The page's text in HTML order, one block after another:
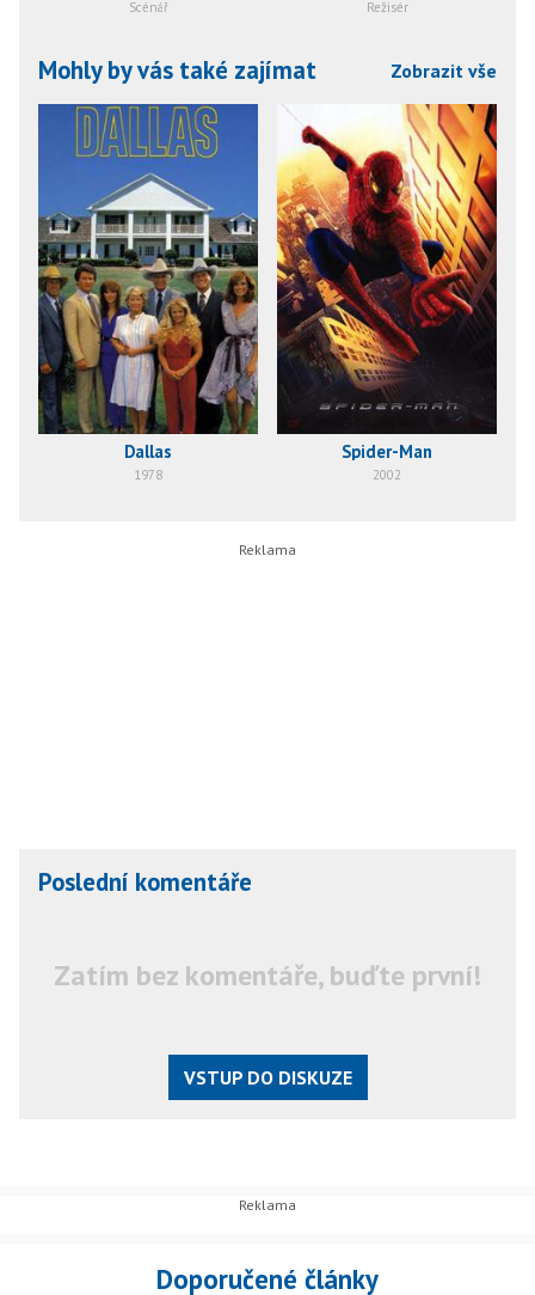
Scénář Režisér
Mohly by vás také zajímat Zobrazit vše
Dallas
1978
Spider-Man
2002
Poslední komentáře
Zatím bez komentáře, buďte první!
VSTUP DO DISKUZE
Doporučené články